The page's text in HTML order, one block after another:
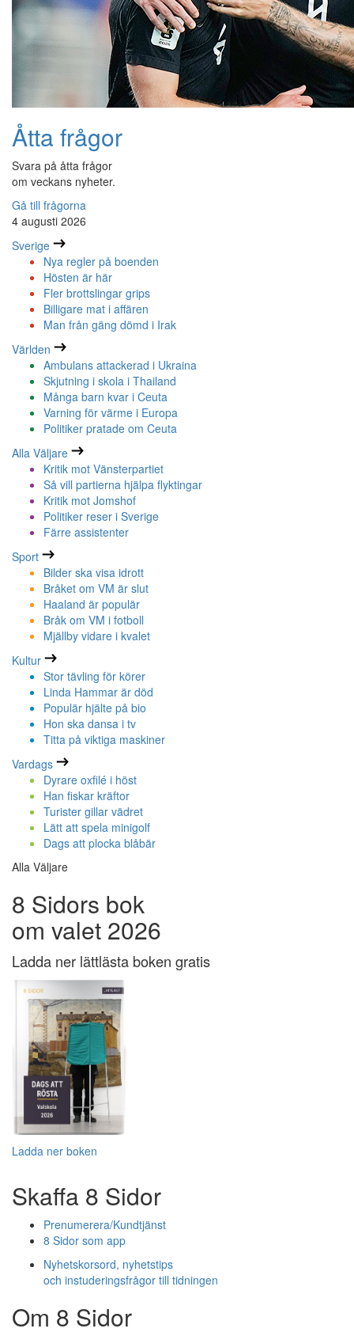
Åtta frågor
Svara på åtta frågor
om veckans nyheter.
Gå till frågorna
4 augusti 2026
Sverige
Nya regler på boenden
Hösten är här
Fler brottslingar grips
Billigare mat i affären
Man från gäng dömd i Irak
Världen
Ambulans attackerad i Ukraina
Skjutning i skola i Thailand
Många barn kvar i Ceuta
Varning för värme i Europa
Politiker pratade om Ceuta
Alla Väljare
Kritik mot Vänsterpartiet
Så vill partierna hjälpa flyktingar
Kritik mot Jomshof
Politiker reser i Sverige
Färre assistenter
Sport
Bilder ska visa idrott
Bråket om VM är slut
Haaland är populär
Bråk om VM i fotboll
Mjällby vidare i kvalet
Kultur
Stor tävling för körer
Linda Hammar är död
Populär hjälte på bio
Hon ska dansa i tv
Titta på viktiga maskiner
Vardags
Dyrare oxfilé i höst
Han fiskar kräftor
Turister gillar vädret
Lätt att spela minigolf
Dags att plocka blåbär
Alla Väljare
8 Sidors bok
om valet 2026
Ladda ner lättlästa boken gratis
Ladda ner boken
Skaffa 8 Sidor
Prenumerera/Kundtjänst
8 Sidor som app
Nyhetskorsord, nyhetstips
och instuderingsfrågor till tidningen
Om 8 Sidor